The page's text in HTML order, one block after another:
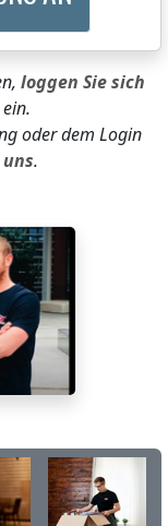
loggen Sie sich
oder dem Login
.